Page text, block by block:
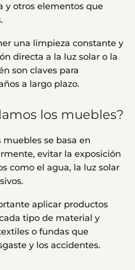
y otros elementos que
una limpieza constante y
directa a la luz solar o la
son claves para
a largo plazo.
los muebles?
muebles se basa en
evitar la exposición
como el agua, la luz solar
aplicar productos
tipo de material y
o fundas que
y los accidentes.